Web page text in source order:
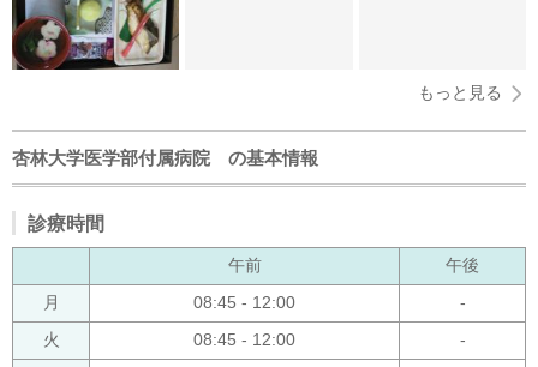
もっと見る
杏林大学医学部付属病院 の基本情報
診療時間
午前 午後
月 08:45 - 12:00 -
火 08:45 - 12:00 -